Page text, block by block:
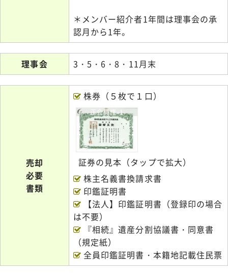
＊メンバー紹介者1年間は理事会の承
認月から1年。
理事会 3・5・6・8・11月末
売却
必要
書類
株券（５枚で１口）
正会員権-1
証券の見本（タップで拡大）
株主名義書換請求書
印鑑証明書
【法人】印鑑証明書（登録印の場合
は不要）
『相続』遺産分割協議書・同意書
（規定紙）
全員印鑑証明書・本籍地記載住民票